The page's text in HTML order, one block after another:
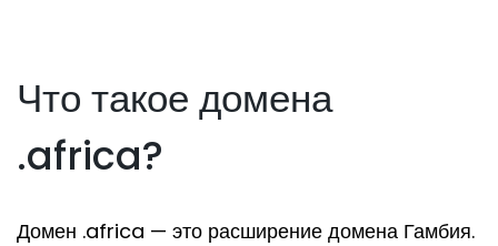
Что такое домена
.africa?
Домен .africa — это расширение домена Гамбия.